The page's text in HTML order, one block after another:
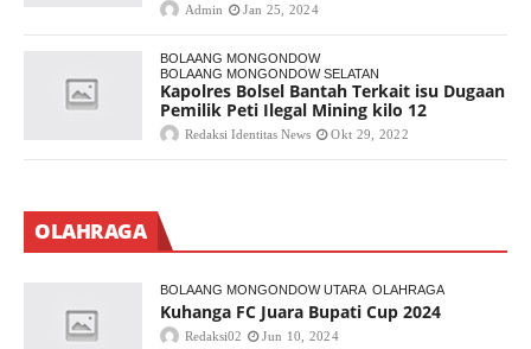
Admin Jan 25, 2024
BOLAANG MONGONDOW
BOLAANG MONGONDOW SELATAN
Kapolres Bolsel Bantah Terkait isu Dugaan
Pemilik Peti Ilegal Mining kilo 12
Redaksi Identitas News Okt 29, 2022
OLAHRAGA
BOLAANG MONGONDOW UTARA OLAHRAGA
Kuhanga FC Juara Bupati Cup 2024
Redaksi02 Jun 10, 2024